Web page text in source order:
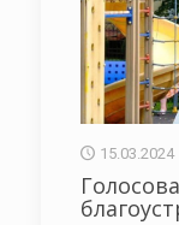
15.03.2024